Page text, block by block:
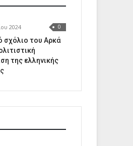
2024 0
σχόλιο του Αρκά
της ελληνικής